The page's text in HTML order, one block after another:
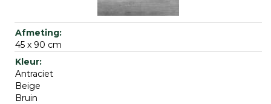
45 x 90 cm
Antraciet
Beige
Bruin